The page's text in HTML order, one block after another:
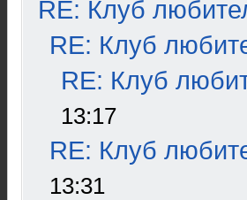
RE: Клуб
RE: Клуб
RE: Клуб
13:17
RE: Клуб
13:31